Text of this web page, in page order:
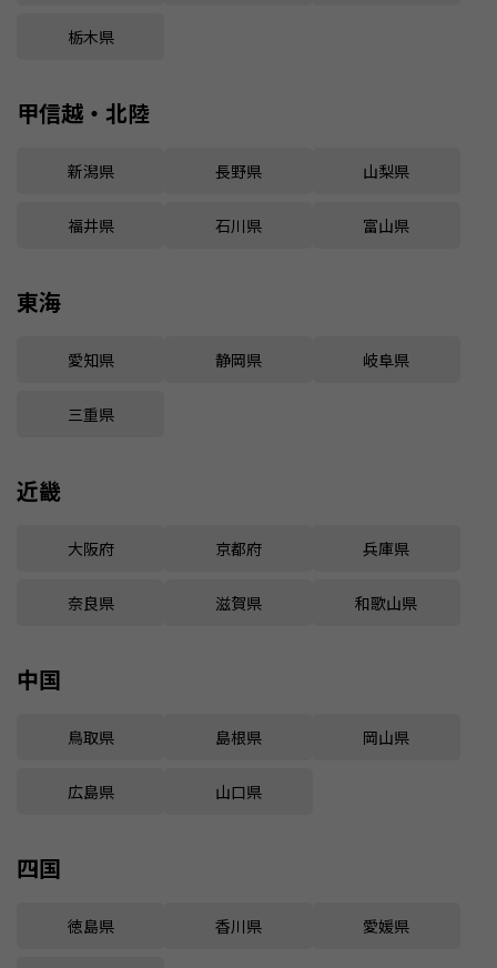
栃木県
甲信越・北陸
新潟県 長野県 山梨県
福井県 石川県 富山県
東海
愛知県 静岡県 岐阜県
三重県
近畿
大阪府 京都府 兵庫県
奈良県 滋賀県 和歌山県
中国
鳥取県 島根県 岡山県
広島県 山口県
四国
徳島県 香川県 愛媛県